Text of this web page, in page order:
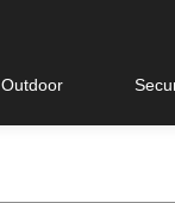
Outdoor